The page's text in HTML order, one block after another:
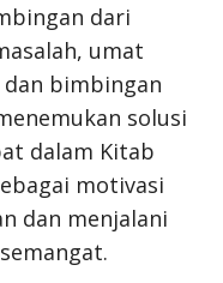
dari
umat
bimbingan
solusi
dalam Kitab
motivasi
dan menjalani